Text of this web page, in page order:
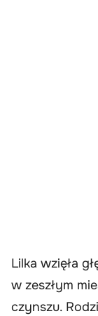
Lilka wzięła
w zeszłym
czynszu.